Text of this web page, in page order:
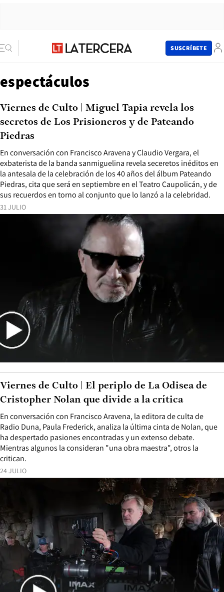
SUSCRÍBETE
espectáculos
31 JULIO
En conversación con Francisco Aravena y Claudio Vergara, el
exbaterista de la banda sanmiguelina revela seceretos inéditos en
la antesala de la celebración de los 40 años del álbum Pateando
Piedras, cita que será en septiembre en el Teatro Caupolicán, y de
sus recuerdos en torno al conjunto que lo lanzó a la celebridad.
Viernes de Culto | Miguel Tapia revela los
secretos de Los Prisioneros y de Pateando
Piedras
24 JULIO
En conversación con Francisco Aravena, la editora de culta de
Radio Duna, Paula Frederick, analiza la última cinta de Nolan, que
ha despertado pasiones encontradas y un extenso debate.
Mientras algunos la consideran "una obra maestra", otros la
critican.
Viernes de Culto | El periplo de La Odisea de
Cristopher Nolan que divide a la crítica